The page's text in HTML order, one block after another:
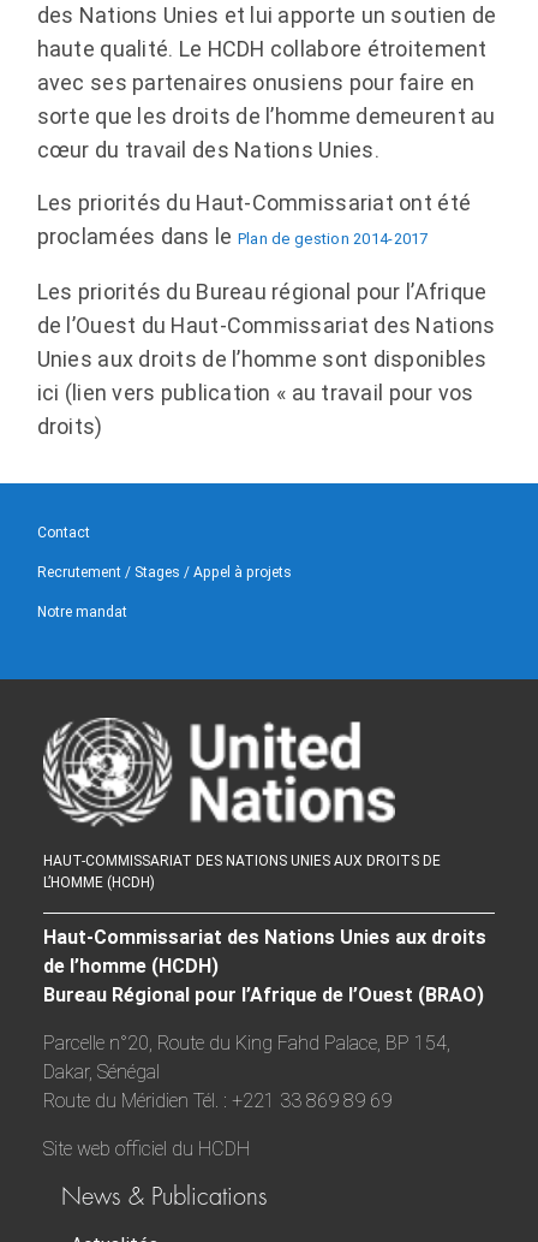
Contact
Recrutement / Stages / Appel à projets
Notre mandat
des Nations Unies et lui apporte un soutien de
haute qualité. Le HCDH collabore étroitement
avec ses partenaires onusiens pour faire en
sorte que les droits de l’homme demeurent au
cœur du travail des Nations Unies.
Les priorités du Haut-Commissariat ont été
proclamées dans le Plan de gestion 2014-2017
Les priorités du Bureau régional pour l’Afrique
de l’Ouest du Haut-Commissariat des Nations
Unies aux droits de l’homme sont disponibles
ici (lien vers publication « au travail pour vos
droits)
HAUT-COMMISSARIAT DES NATIONS UNIES AUX DROITS DE
L’HOMME (HCDH)
Haut-Commissariat des Nations Unies aux droits
de l’homme (HCDH)
Bureau Régional pour l’Afrique de l’Ouest (BRAO)
Parcelle n°20, Route du King Fahd Palace, BP 154,
Dakar, Sénégal
Route du Méridien Tél. : +221 33 869 89 69
Site web officiel du HCDH
News & Publications